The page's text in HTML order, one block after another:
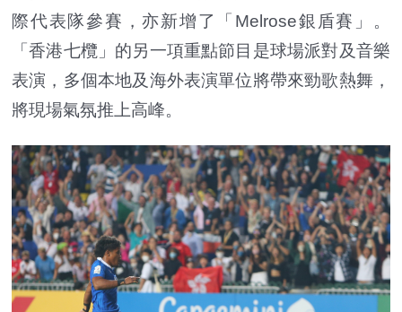
際代表隊參賽，亦新增了「Melrose銀盾賽」。
「香港七欖」的另一項重點節目是球場派對及音樂
表演，多個本地及海外表演單位將帶來勁歌熱舞，
將現場氣氛推上高峰。